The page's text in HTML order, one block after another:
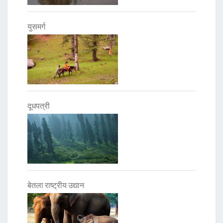
युसमर्ग
दूधपत्री
बेतला राष्ट्रीय उद्यान